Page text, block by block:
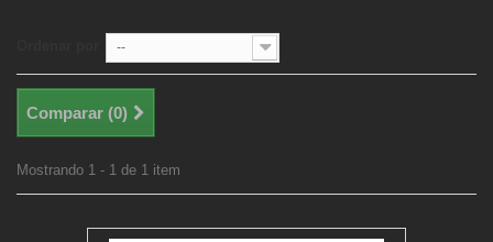
--
Comparar (0)
Mostrando 1 - 1 de 1 item